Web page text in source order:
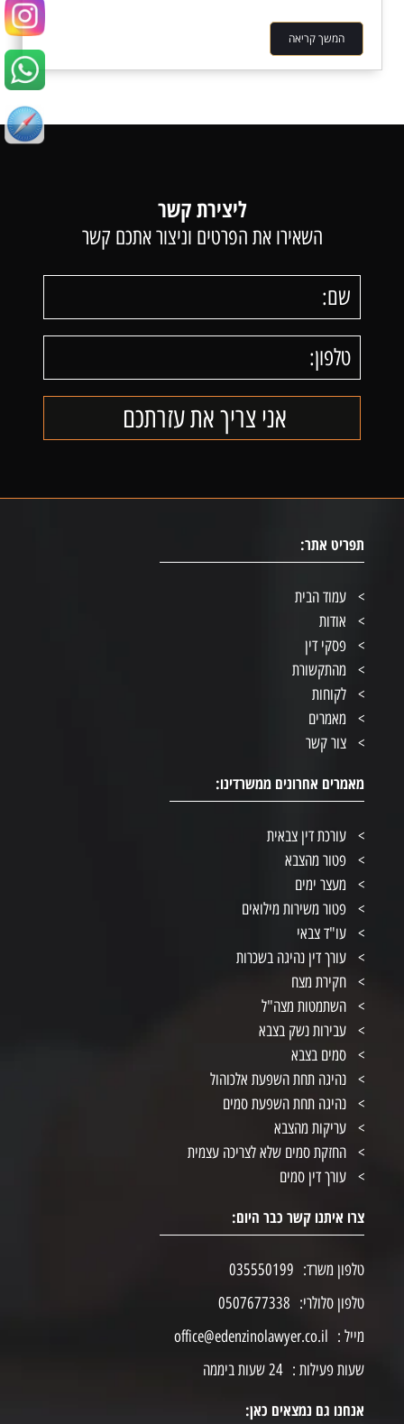
המשך קריאה
ליצירת קשר
השאירו את הפרטים וניצור אתכם קשר
תפריט אתר:
עמוד הבית
אודות
פסקי דין
מהתקשורת
לקוחות
מאמרים
צור קשר
מאמרים אחרונים ממשרדינו:
עורכת דין צבאית
פטור מהצבא
מעצר ימים
פטור משירות מילואים
עו"ד צבאי
עורך דין נהיגה בשכרות
חקירת מצח
השתמטות מצה"ל
עבירות נשק בצבא
סמים בצבא
נהיגה תחת השפעת אלכוהול
נהיגה תחת השפעת סמים
עריקות מהצבא
החזקת סמים שלא לצריכה עצמית
עורך דין סמים
צרו איתנו קשר כבר היום:
טלפון משרד: 035550199
טלפון סלולרי: 0507677338
מייל : office@edenzinolawyer.co.il
שעות פעילות : 24 שעות ביממה
אנחנו גם נמצאים כאן: